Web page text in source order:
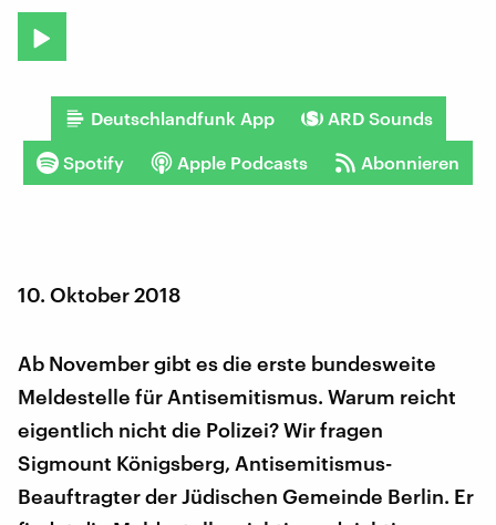
Deutschlandfunk App ARD Sounds
Spotify Apple Podcasts Abonnieren
10. Oktober 2018
Ab November gibt es die erste bundesweite
Meldestelle für Antisemitismus. Warum reicht
eigentlich nicht die Polizei? Wir fragen
Sigmount Königsberg, Antisemitismus-
Beauftragter der Jüdischen Gemeinde Berlin. Er